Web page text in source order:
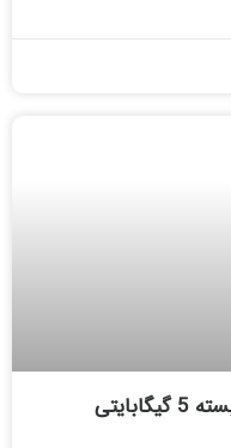
هدیه دولت به مردم؛ اختصاص بسته 5 گیگابایتی